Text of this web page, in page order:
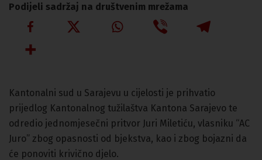
Podijeli sadržaj na društvenim mrežama
Kantonalni sud u Sarajevu u cijelosti je prihvatio
prijedlog Kantonalnog tužilaštva Kantona Sarajevo te
odredio jednomjesečni pritvor Juri Miletiću, vlasniku “AC
Juro” zbog opasnosti od bjekstva, kao i zbog bojazni da
će ponoviti krivično djelo.